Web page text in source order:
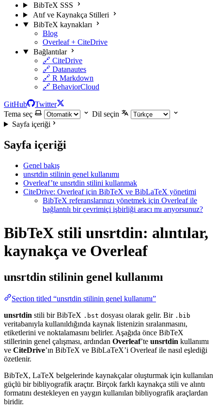
BibTeX SSS
Atıf ve Kaynakça Stilleri
BibTeX kaynakları
Blog
Overleaf + CiteDrive
Bağlantılar
🔗 CiteDrive
🔗 Datanautes
🔗 R Markdown
🔗 BehaviorCloud
GitHub
Twitter
Tema seç
Dil seçin
Sayfa içeriği
Sayfa içeriği
Genel bakış
unsrtdin stilinin genel kullanımı
Overleaf’te unsrtdin stilini kullanmak
CiteDrive: Overleaf için BibTeX ve BibLaTeX yönetimi
BibTeX referanslarınızı yönetmek için Overleaf ile
bağlantılı bir çevrimiçi işbirliği aracı mı arıyorsunuz?
BibTeX stili unsrtdin: alıntılar,
kaynakça ve Overleaf
unsrtdin stilinin genel kullanımı
Section titled “unsrtdin stilinin genel kullanımı”
unsrtdin stili bir BibTeX .bst dosyası olarak gelir. Bir .bib
veritabanıyla kullanıldığında kaynak listenizin sıralanmasını,
etiketlerini ve noktalamasını belirler. Aşağıda önce BibTeX
stillerinin genel çalışması, ardından Overleaf’te unsrtdin kullanımı
ve CiteDrive’ın BibTeX ve BibLaTeX’i Overleaf ile nasıl eşlediği
özetlenir.
BibTeX, LaTeX belgelerinde kaynakçalar oluşturmak için kullanılan
güçlü bir bibliyografik araçtır. Birçok farklı kaynakça stili ve alıntı
formatını destekleyen en yaygın kullanılan bibliyografik araçlardan
biridir.